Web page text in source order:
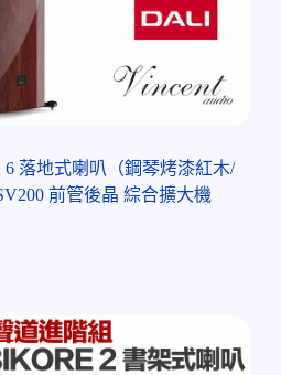
落地式喇叭（鋼琴烤漆紅木/
前管後晶 綜合擴大機